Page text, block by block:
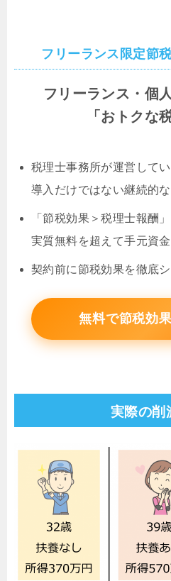
フリーランス限定節
フリーランス・個
「おトクな
税理士事務所が運営してい
導入だけではない継続的な
「節税効果＞税理士報酬」
実質無料を超えて手元資金
契約前に節税効果を徹底
無料で節税効
実際の削